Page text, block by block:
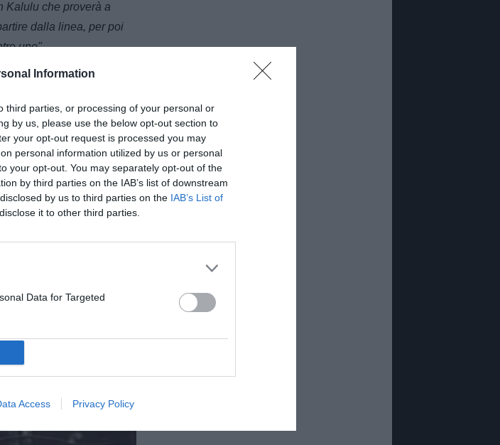
Information
third parties, or processing of your personal or
by us, please use the below opt-out section to
your opt-out request is processed you may
personal information utilized by us or personal
your opt-out. You may separately opt-out of the
by third parties on the IAB’s list of downstream
by us to third parties on the IAB’s List of
it to other third parties.
Data for Targeted
Access Privacy Policy
Kalulu che proverà a
dalla linea, per poi
uno".
con notizie,